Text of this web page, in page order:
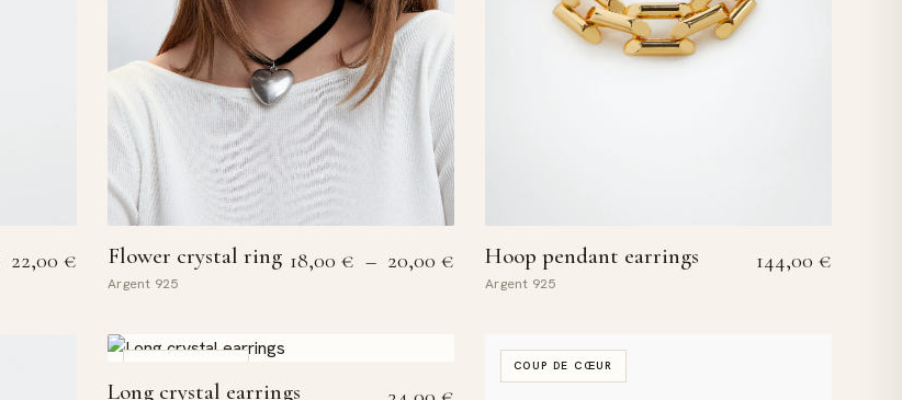
22,00 € Flower crystal ring
Argent 925
18,00 € – 20,00 € Plage de prix : 18,00 € à 20,00 €
Hoop pendant earrings
Argent 925
144,00 €
Long crystal earrings
COUP DE CŒUR